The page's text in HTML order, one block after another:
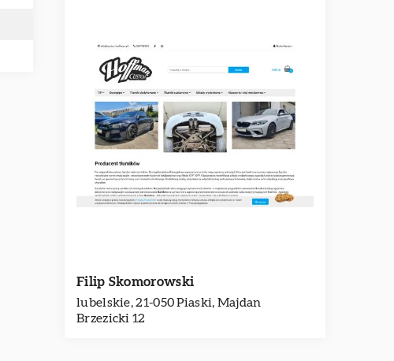
Filip Skomorowski
lubelskie, 21-050 Piaski, Majdan
Brzezicki 12